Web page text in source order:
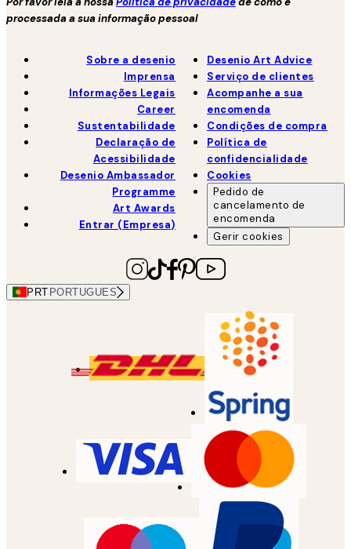
processada a sua informação pessoal
Sobre a desenio
Imprensa
Informações Legais
Career
Sustentabilidade
Declaração de
Acessibilidade
Desenio Ambassador
Programme
Art Awards
Entrar (Empresa)
Desenio Art Advice
Serviço de clientes
Acompanhe a sua
encomenda
Condições de compra
Política de
confidencialidade
Cookies
Pedido de
cancelamento de
encomenda
Gerir cookies
PRT PORTUGUES